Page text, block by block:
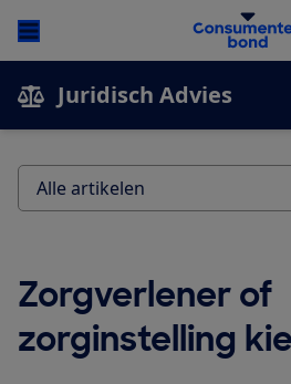
Juridisch Advies
Zorgverlener of
zorginstelling
Alle artikelen